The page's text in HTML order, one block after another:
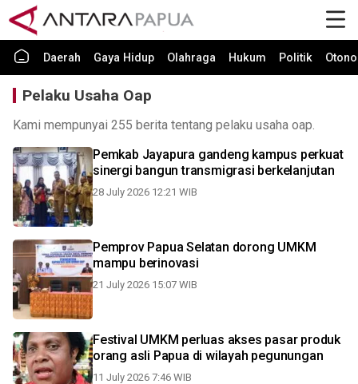
Daerah Gaya Hidup Olahraga Hukum Politik
Pelaku Usaha Oap
Kami mempunyai 255 berita tentang pelaku usaha oap.
Pemkab Jayapura gandeng kampus perkuat
sinergi bangun transmigrasi berkelanjutan
28 July 2026 12:21 WIB
Pemprov Papua Selatan dorong UMKM
mampu berinovasi
21 July 2026 15:07 WIB
Festival UMKM perluas akses pasar produk
orang asli Papua di wilayah pegunungan
11 July 2026 7:46 WIB